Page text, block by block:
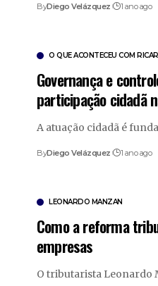
ByDiego Velázquez 1 ano ago
O QUE ACONTECEU COM
Governança e
participação cidadã
A atuação cidadã é
ByDiego Velázquez 1 ano ago
LEONARDO MANZAN
Como a reforma
empresas
O tributarista Leonardo